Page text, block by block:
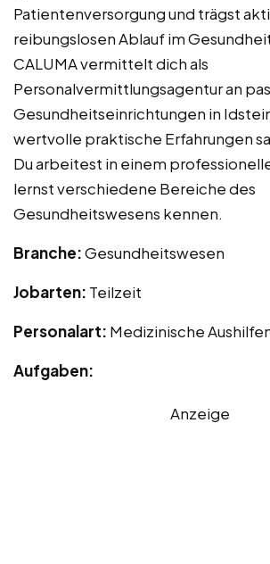
Patientenversorgung und trägst
reibungslosen Ablauf im
CALUMA vermittelt dich als
Personalvermittlungsagentur an
Gesundheitseinrichtungen in
wertvolle praktische Erfahrungen
Du arbeitest in einem
lernst verschiedene Bereiche des
Gesundheitswesens kennen.
Branche:Gesundheitswesen
Jobarten: Teilzeit
Personalart: Medizinische
Aufgaben:
Anzeige